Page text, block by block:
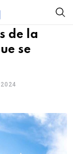
de la
se
2024